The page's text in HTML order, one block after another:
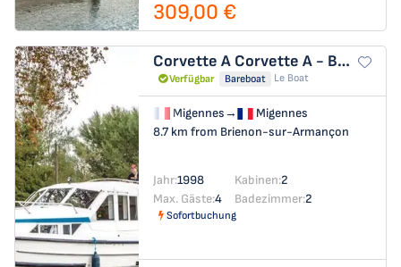
309,00 €
Corvette A Corvette A - Budget 13
Verfügbar Bareboat Le Boat
Migennes→
Migennes
8.7 km from Brienon-sur-Armançon
Jahr:1998 Kabinen:2
Max. Gäste:4 Badezimmer:2
Sofortbuchung